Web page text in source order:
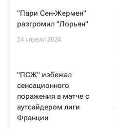
"Пари Сен-Жермен"
разгромил "Лорьян"
24 апреля 2024
"ПСЖ" избежал
сенсационного
поражения в матче с
аутсайдером лиги
Франции